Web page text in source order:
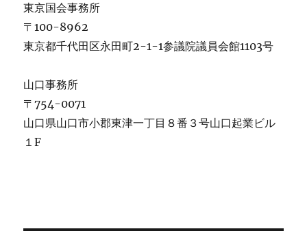
東京国会事務所
〒100-8962
東京都千代田区永田町2-1-1参議院議員会館1103号
山口事務所
〒754-0071
山口県山口市小郡東津一丁目８番３号山口起業ビル
１F